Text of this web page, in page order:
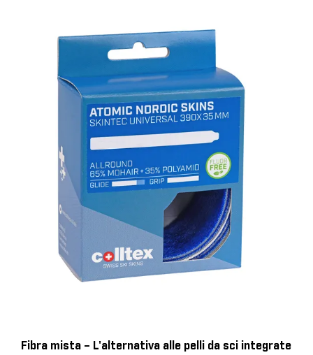
Fibra mista – L'alternativa alle pelli da sci integrate